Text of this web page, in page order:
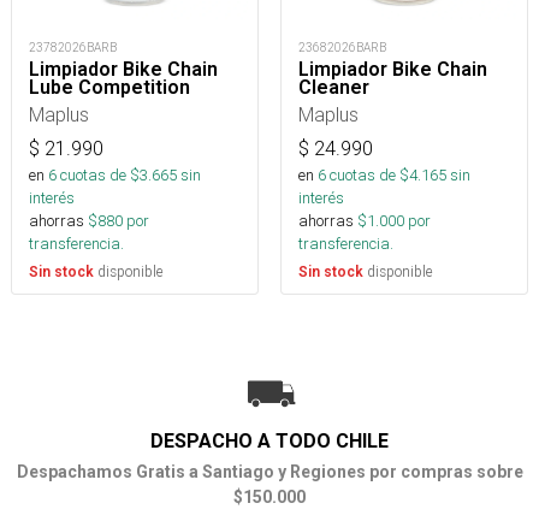
23782026BARB
Limpiador Bike Chain
Lube Competition
Maplus
$ 21.990
en 6cuotas de $3.665sin
interés
ahorras $880 por
transferencia.
Sin stock disponible
23682026BARB
Limpiador Bike Chain
Cleaner
Maplus
$ 24.990
en 6cuotas de $4.165sin
interés
ahorras $1.000 por
transferencia.
Sin stock disponible
DESPACHO A TODO CHILE
Despachamos Gratis a Santiago y Regiones por compras sobre
$150.000